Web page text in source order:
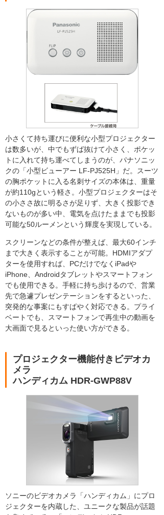
小さくて持ち運びに便利な小型プロジェクター
は数多いが、中でもずば抜けて小さく、ポケッ
トに入れて持ち運べてしまうのが、パナソニッ
クの「小型ビューアー LF-PJ525H」だ。スーツ
の胸ポケットに入る名刺サイズの本体は、重量
が約110gという軽さ。小型プロジェクターはそ
の小ささ故に明るさが足りず、大きく投影でき
ないものが多い中、電気を点けたままでも投影
可能な50ルーメンという輝度を実現している。
スクリーンなどの条件が整えば、最大60インチ
まで大きく表示することが可能。HDMIアダプ
ターを使用すれば、PCだけでなくiPadや
iPhone、Androidタブレットやスマートフォン
でも使用できる。手軽に持ち歩けるので、営業
先で急遽プレゼンテーションをするといった、
突発的な事案にもすばやく対応できる。プライ
ベートでも、スマートフォンで再生中の動画を
大画面で見るといった使い方ができる。
プロジェクター機能付きビデオカ
メラ
ハンディカム HDR-GWP88V
ソニーのビデオカメラ「ハンディカム」にプロ
ジェクターを内蔵した、ユニークな製品が話題